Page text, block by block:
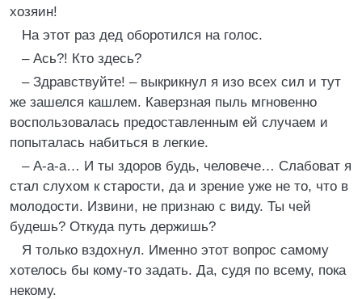
хозяин!
На этот раз дед оборотился на голос.
– Ась?! Кто здесь?
– Здравствуйте! – выкрикнул я изо всех сил и тут
же зашелся кашлем. Каверзная пыль мгновенно
воспользовалась предоставленным ей случаем и
попыталась набиться в легкие.
– А-а-а… И ты здоров будь, человече… Слабоват я
стал слухом к старости, да и зрение уже не то, что в
молодости. Извини, не признаю с виду. Ты чей
будешь? Откуда путь держишь?
Я только вздохнул. Именно этот вопрос самому
хотелось бы кому-то задать. Да, судя по всему, пока
некому.